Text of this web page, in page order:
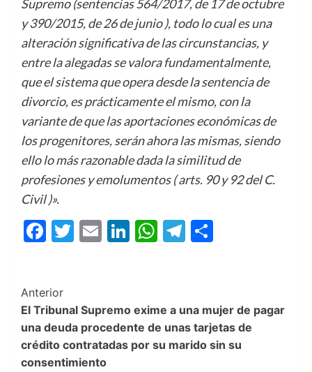
Supremo (sentencias 564/2017, de 17 de octubre
y 390/2015, de 26 de junio ), todo lo cual es una
alteración significativa de las circunstancias, y
entre la alegadas se valora fundamentalmente,
que el sistema que opera desde la sentencia de
divorcio, es prácticamente el mismo, con la
variante de que las aportaciones económicas de
los progenitores, serán ahora las mismas, siendo
ello lo más razonable dada la similitud de
profesiones y emolumentos ( arts. 90 y 92 del C.
Civil )».
Facebook
Twitter
EmailLinkedIn
WhatsApp
Telegram
Post
Navigation
Anterior
El Tribunal Supremo exime a una mujer de pagar
una deuda procedente de unas tarjetas de
crédito contratadas por su marido sin su
consentimiento